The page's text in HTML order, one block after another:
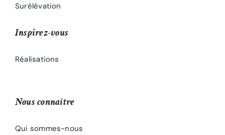
Surélévation
Inspirez-vous
Réalisations
Nous connaître
Qui sommes-nous